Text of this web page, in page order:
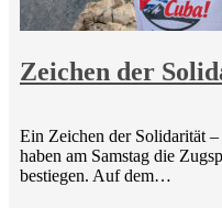
Zeichen der
Ein Zeichen der Solidarität
haben am Samstag die
bestiegen. Auf dem…